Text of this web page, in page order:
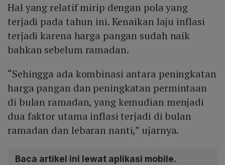
Hal yang relatif mirip dengan pola yang
terjadi pada tahun ini. Kenaikan laju inflasi
terjadi karena harga pangan sudah naik
bahkan sebelum ramadan.
“Sehingga ada kombinasi antara peningkatan
harga pangan dan peningkatan permintaan
di bulan ramadan, yang kemudian menjadi
dua faktor utama inflasi terjadi di bulan
ramadan dan lebaran nanti,” ujarnya.
Baca artikel ini lewat aplikasi mobile.